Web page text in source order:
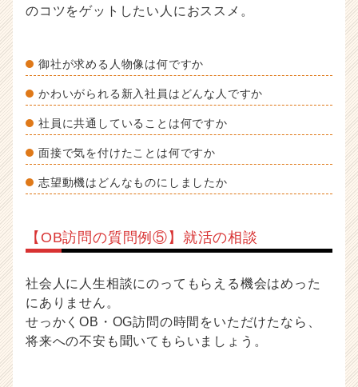
のコツをゲットしたい人におススメ。
御社が求める人物像は何ですか
かわいがられる新入社員はどんな人ですか
社員に共通していることは何ですか
面接で気を付けたことは何ですか
志望動機はどんなものにしましたか
【OB訪問の質問例⑤】就活の相談
社会人に人生相談にのってもらえる機会はめった
にありません。
せっかくOB・OG訪問の時間をいただけたなら、
将来への不安も聞いてもらいましょう。